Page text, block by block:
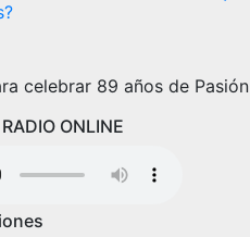
celebrar 89 años de Pasión
ONLINE